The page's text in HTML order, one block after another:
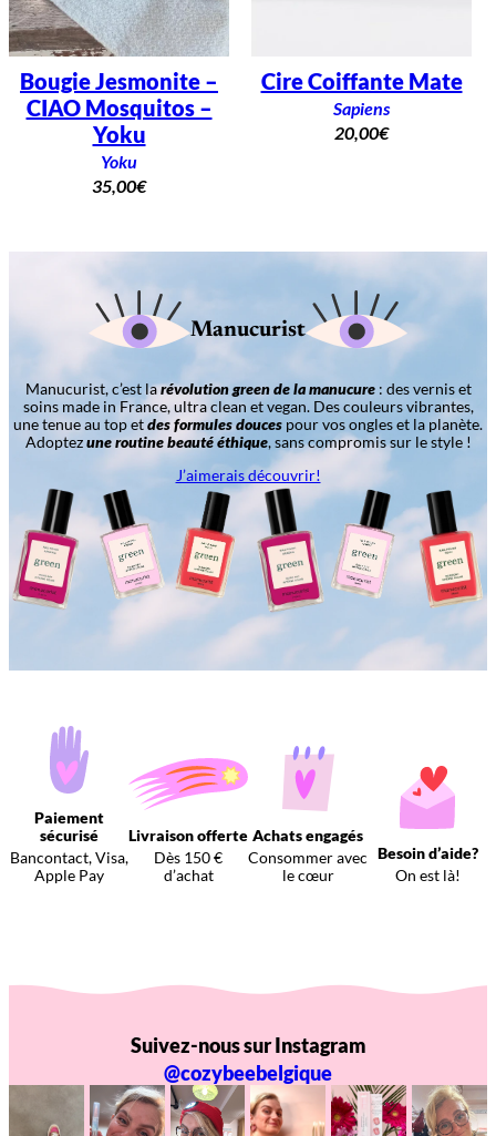
Bougie Jesmonite –
CIAO Mosquitos –
Yoku
Yoku
35,00€
Cire Coiffante Mate
Sapiens
20,00€
Manucurist
Manucurist, c’est larévolution green de la manucure: des vernis et
soins made in France, ultra clean et vegan. Des couleurs vibrantes,
une tenue au top etdes formules douces pour vos ongles et la planète.
Adoptezune routine beauté éthique, sans compromis sur le style !
J’aimerais découvrir!
Paiement
sécurisé
Bancontact, Visa,
Apple Pay
Livraison offerte
Dès 150 €
d’achat
Achats engagés
Consommer avec
le cœur
Besoin d’aide?
On est là!
Suivez-nous sur Instagram
@cozybeebelgique